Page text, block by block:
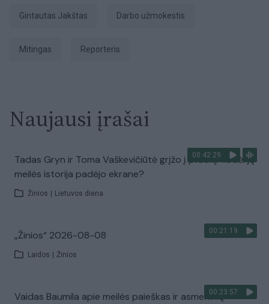
Gintautas Jakštas darbo užmokestis
Mitingas Reporteris
Naujausi įrašai
00:42:29
Tadas Gryn ir Toma Vaškevičiūtė grįžo į praeitį: kodėl jų
meilės istorija padėjo ekrane?
Žinios Lietuvos diena
00:21:19
„Žinios“ 2026-08-08
Laidos Žinios
00:23:57
Vaidas Baumila apie meilės paieškas ir asmeninių